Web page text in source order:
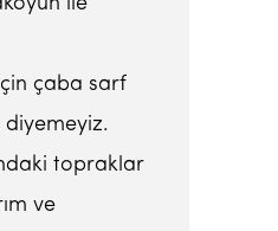
çaba sarf
diyemeyiz.
topraklar
ve